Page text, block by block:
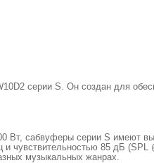
серии S. Он создан для
сабвуферы серии S имеют
и чувствительностью 85 дБ
музыкальных жанрах.